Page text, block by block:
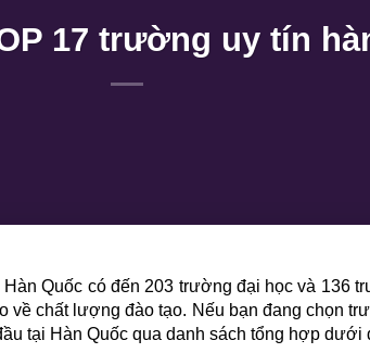
17 trường uy tín
Quốc có đến 203 trường đại học và 136
về chất lượng đào tạo. Nếu bạn đang chọn
tại Hàn Quốc qua danh sách tổng hợp dưới